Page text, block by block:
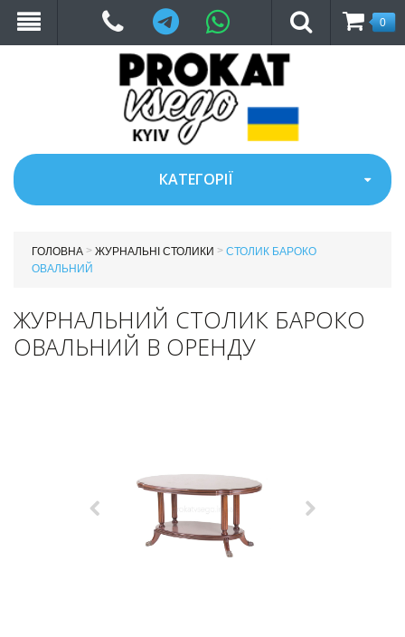
Telegram
0
КАТЕГОРІЇ
ГОЛОВНА > ЖУРНАЛЬНІ СТОЛИКИ > СТОЛИК БАРОКО
ОВАЛЬНИЙ
ЖУРНАЛЬНИЙ СТОЛИК БАРОКО
ОВАЛЬНИЙ В ОРЕНДУ